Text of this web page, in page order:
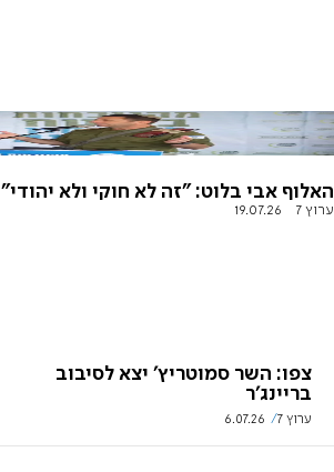
האלוף אבי בלוט: "זה לא חוקי ולא יהודי"
ערוץ 7 19.07.26
צפו: השר סמוטריץ' יצא לסיבוב
בריינג'ר
ערוץ 7 6.07.26